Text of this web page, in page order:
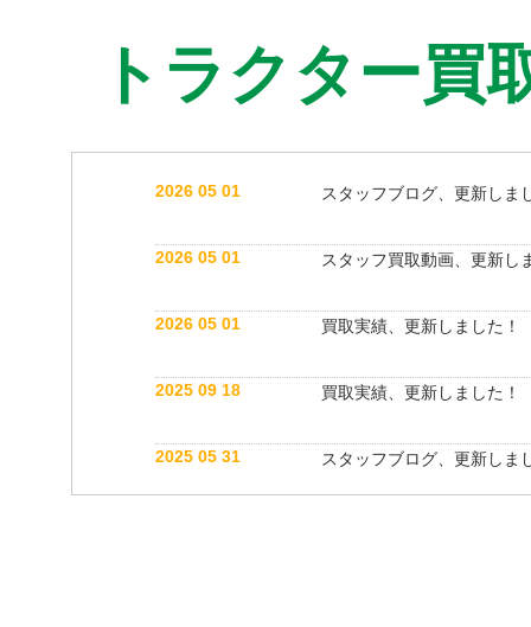
トラクター買
2026 05 01 スタッフブログ、更新しま
2026 05 01 スタッフ買取動画、更新し
2026 05 01 買取実績、更新しました！
2025 09 18 買取実績、更新しました！
2025 05 31 スタッフブログ、更新しま